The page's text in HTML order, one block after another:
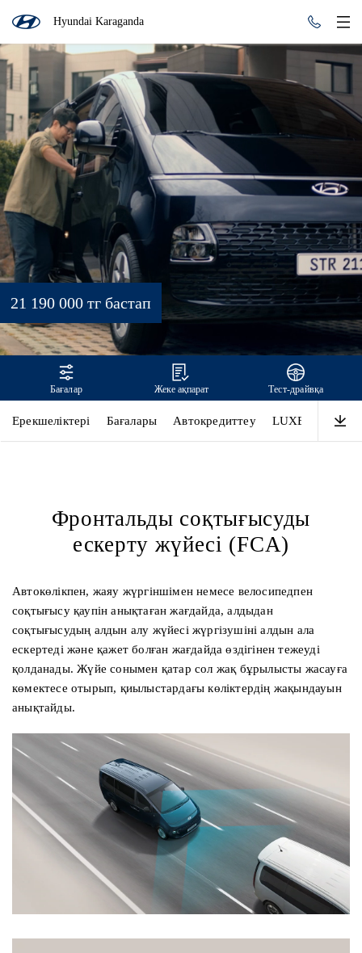
Hyundai Karaganda
Hyundai Staria қауіпсіздігі
21 190 000 тг бастап
Бағалар Жеке ақпарат Тест-драйвқа
Ерекшеліктері Бағалары Автокредиттеу LUXE
Фронтальды соқтығысуды
ескерту жүйесі (FCA)
Автокөлікпен, жаяу жүргіншімен немесе велосипедпен
соқтығысу қаупін анықтаған жағдайда, алдыдан
соқтығысудың алдын алу жүйесі жүргізушіні алдын ала
ескертеді және қажет болған жағдайда өздігінен тежеуді
қолданады. Жүйе сонымен қатар сол жақ бұрылысты жасауға
көмектесе отырып, қиылыстардағы көліктердің жақындауын
анықтайды.